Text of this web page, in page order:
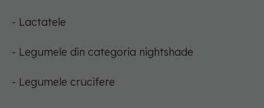
- Lactatele
- Legumele din categoria nightshade
- Legumele crucifere